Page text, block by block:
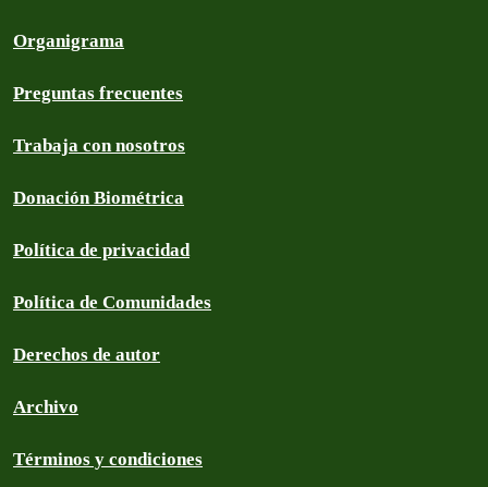
Organigrama
Preguntas frecuentes
Trabaja con nosotros
Donación Biométrica
Política de privacidad
Política de Comunidades
Derechos de autor
Archivo
Términos y condiciones